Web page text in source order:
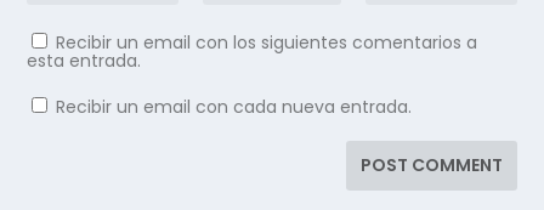
Recibir un email con los siguientes comentarios a
esta entrada.
Recibir un email con cada nueva entrada.